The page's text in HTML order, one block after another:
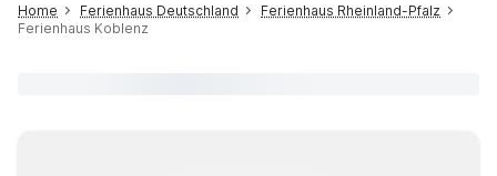
Home Ferienhaus Deutschland
Ferienhaus Rheinland-Pfalz
Ferienhaus Koblenz